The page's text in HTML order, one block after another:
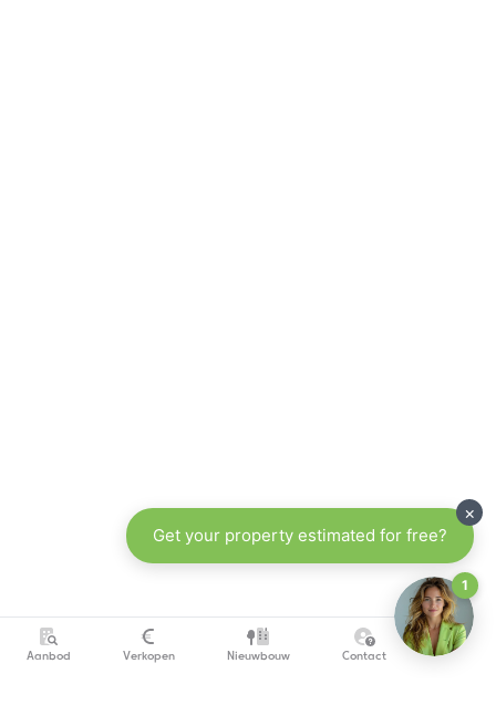
Aanbod Verkopen Nieuwbouw Contact